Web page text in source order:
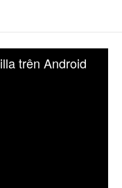
trên Android